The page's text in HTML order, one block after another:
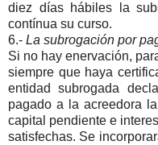
diez días hábiles la
contínua su curso.
6.- La subrogación por
Si no hay enervación,
siempre que haya
entidad subrogada
pagado a la acreedora
capital pendiente e
satisfechas. Se